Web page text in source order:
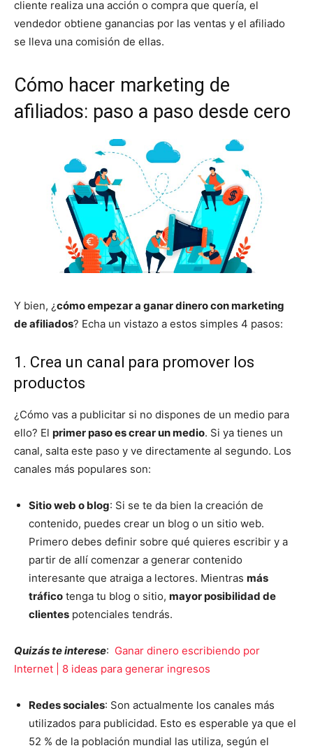
cliente realiza una acción o compra que quería, el
vendedor obtiene ganancias por las ventas y el afiliado
se lleva una comisión de ellas.
Cómo hacer marketing de
afiliados: paso a paso desde cero
Y bien, ¿cómo empezar a ganar dinero con marketing
de afiliados? Echa un vistazo a estos simples 4 pasos:
1. Crea un canal para promover los
productos
¿Cómo vas a publicitar si no dispones de un medio para
ello? El primer paso es crear un medio. Si ya tienes un
canal, salta este paso y ve directamente al segundo. Los
canales más populares son:
Sitio web o blog: Si se te da bien la creación de
contenido, puedes crear un blog o un sitio web.
Primero debes definir sobre qué quieres escribir y a
partir de allí comenzar a generar contenido
interesante que atraiga a lectores. Mientras más
tráfico tenga tu blog o sitio, mayor posibilidad de
clientes potenciales tendrás.
Quizás te interese: Ganar dinero escribiendo por
Internet | 8 ideas para generar ingresos
Redes sociales: Son actualmente los canales más
utilizados para publicidad. Esto es esperable ya que el
52 % de la población mundial las utiliza, según el